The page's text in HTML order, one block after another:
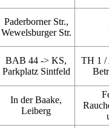
Paderborner Str.,
Wewelsburger Str.
BAB 44 -> KS,
Parkplatz Sintfeld
TH 1 /
In der Baake,
Leiberg